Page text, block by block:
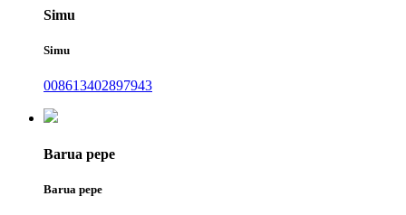
Simu
Simu
008613402897943
Barua pepe
Barua pepe